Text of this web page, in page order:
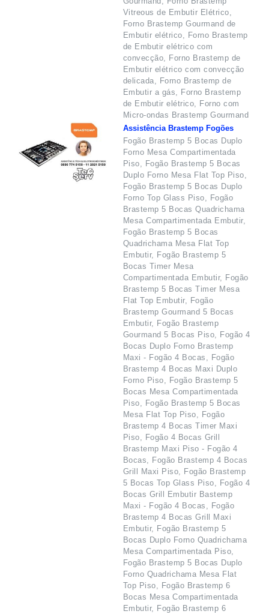
Vitreous de Embutir Elétrico,
Forno Brastemp Gourmand de
Embutir elétrico, Forno Brastemp
de Embutir elétrico com
convecção, Forno Brastemp de
Embutir elétrico com convecção
delicada, Forno Brastemp de
Embutir a gás, Forno Brastemp
de Embutir elétrico, Forno com
Micro-ondas Brastemp Gourmand
Assistência Brastemp Fogões
Fogão Brastemp 5 Bocas Duplo
Forno Mesa Compartimentada
Piso, Fogão Brastemp 5 Bocas
Duplo Forno Mesa Flat Top Piso,
Fogão Brastemp 5 Bocas Duplo
Forno Top Glass Piso, Fogão
Brastemp 5 Bocas Quadrichama
Mesa Compartimentada Embutir,
Fogão Brastemp 5 Bocas
Quadrichama Mesa Flat Top
Embutir, Fogão Brastemp 5
Bocas Timer Mesa
Compartimentada Embutir, Fogão
Brastemp 5 Bocas Timer Mesa
Flat Top Embutir, Fogão
Brastemp Gourmand 5 Bocas
Embutir, Fogão Brastemp
Gourmand 5 Bocas Piso, Fogão 4
Bocas Duplo Forno Brastemp
Maxi - Fogão 4 Bocas, Fogão
Brastemp 4 Bocas Maxi Duplo
Forno Piso, Fogão Brastemp 5
Bocas Mesa Compartimentada
Piso, Fogão Brastemp 5 Bocas
Mesa Flat Top Piso, Fogão
Brastemp 4 Bocas Timer Maxi
Piso, Fogão 4 Bocas Grill
Brastemp Maxi Piso - Fogão 4
Bocas, Fogão Brastemp 4 Bocas
Grill Maxi Piso, Fogão Brastemp
5 Bocas Top Glass Piso, Fogão 4
Bocas Grill Embutir Bastemp
Maxi - Fogão 4 Bocas, Fogão
Brastemp 4 Bocas Grill Maxi
Embutir, Fogão Brastemp 5
Bocas Duplo Forno Quadrichama
Mesa Compartimentada Piso,
Fogão Brastemp 5 Bocas Duplo
Forno Quadrichama Mesa Flat
Top Piso, Fogão Brastemp 6
Bocas Mesa Compartimentada
Embutir, Fogão Brastemp 6